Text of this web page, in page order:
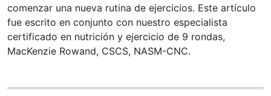
comenzar una nueva rutina de ejercicios. Este artículo
fue escrito en conjunto con nuestro especialista
certificado en nutrición y ejercicio de 9 rondas,
MacKenzie Rowand, CSCS, NASM-CNC.